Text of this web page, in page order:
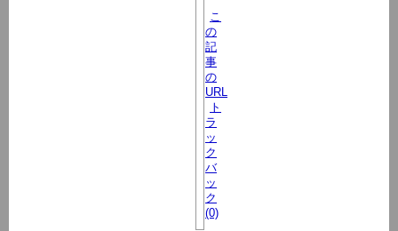
こ
の
記
事
の
URL
ト
ラ
ッ
ク
バ
ッ
ク
(0)